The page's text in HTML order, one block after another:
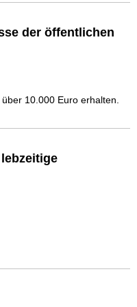
der öffentlichen
10.000 Euro erhalten.